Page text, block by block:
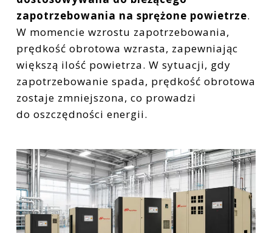
zapotrzebowania na sprężone powietrze.
W momencie wzrostu zapotrzebowania,
prędkość obrotowa wzrasta, zapewniając
większą ilość powietrza. W sytuacji, gdy
zapotrzebowanie spada, prędkość obrotowa
zostaje zmniejszona, co prowadzi
do oszczędności energii.